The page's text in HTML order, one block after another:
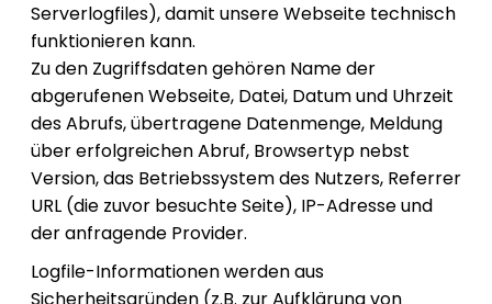
Serverlogfiles), damit unsere Webseite technisch
funktionieren kann.
Zu den Zugriffsdaten gehören Name der
abgerufenen Webseite, Datei, Datum und Uhrzeit
des Abrufs, übertragene Datenmenge, Meldung
über erfolgreichen Abruf, Browsertyp nebst
Version, das Betriebssystem des Nutzers, Referrer
URL (die zuvor besuchte Seite), IP-Adresse und
der anfragende Provider.
Logfile-Informationen werden aus